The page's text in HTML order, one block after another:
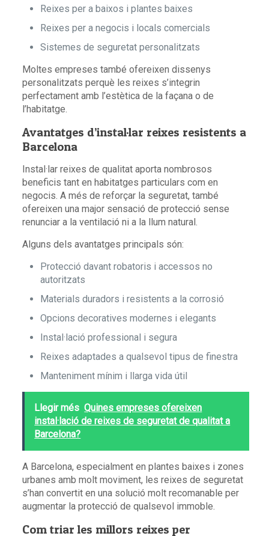
Reixes per a baixos i plantes baixes
Reixes per a negocis i locals comercials
Sistemes de seguretat personalitzats
Moltes empreses també ofereixen dissenys
personalitzats perquè les reixes s’integrin
perfectament amb l’estètica de la façana o de
l’habitatge.
Avantatges d’instal·lar reixes resistents a
Barcelona
Instal·lar reixes de qualitat aporta nombrosos
beneficis tant en habitatges particulars com en
negocis. A més de reforçar la seguretat, també
ofereixen una major sensació de protecció sense
renunciar a la ventilació ni a la llum natural.
Alguns dels avantatges principals són:
Protecció davant robatoris i accessos no
autoritzats
Materials duradors i resistents a la corrosió
Opcions decoratives modernes i elegants
Instal·lació professional i segura
Reixes adaptades a qualsevol tipus de finestra
Manteniment mínim i llarga vida útil
Llegir més Quines empreses ofereixen
instal·lació de reixes de seguretat de qualitat a
Barcelona?
A Barcelona, especialment en plantes baixes i zones
urbanes amb molt moviment, les reixes de seguretat
s’han convertit en una solució molt recomanable per
augmentar la protecció de qualsevol immoble.
Com triar les millors reixes per